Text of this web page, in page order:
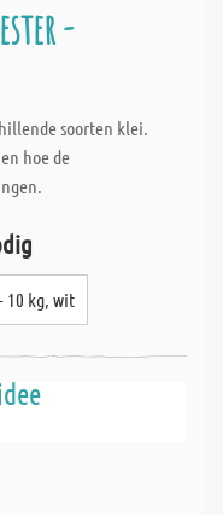
-
soorten klei.
hoe de
10 kg, wit